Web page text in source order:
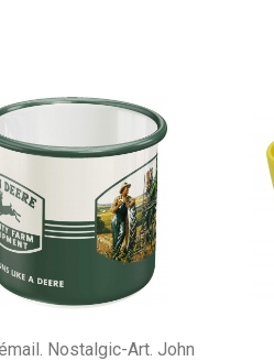
Nostalgic-Art. John